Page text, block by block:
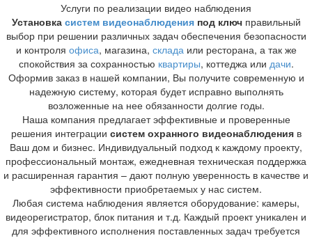
Услуги по реализации видео наблюдения
Установка систем видеонаблюденияпод ключправильный
выбор при решении различных задач обеспечения безопасности
и контроля офиса, магазина, складаили ресторана, а так же
спокойствия за сохранностью квартиры, коттеджа или дачи.
Оформив заказ в нашей компании, Вы получите современную и
надежную систему, которая будет исправно выполнять
возложенные на нее обязанности долгие годы.
Наша компания предлагает эффективные и проверенные
решения интеграции систем охранного видеонаблюденияв
Ваш дом и бизнес. Индивидуальный подход к каждому проекту,
профессиональный монтаж, ежедневная техническая поддержка
и расширенная гарантия – дают полную уверенность в качестве и
эффективности приобретаемых у нас систем.
Любая система наблюдения является оборудование: камеры,
видеорегистратор, блок питания и т.д. Каждый проект уникален и
для эффективного исполнения поставленных задач требуется